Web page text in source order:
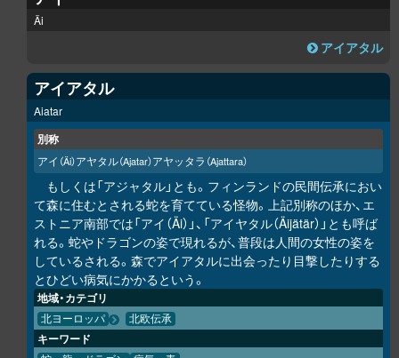
Äi
アイアタル
アイアタル
Aiatar
別称
アイ （Äi）アヤタル（Ajatar）アヤッタラ （Ajattara）
もしくは「アジャタル」とも。フィンランドの民間伝承におい
て森に住むとされる蛇を育てている怪物。上記別称のほか、エ
ストニア南部では「アイ（Äi）」、「アイヤタル（Äijätär）」とも呼ば
れる。蛇やドラゴンの姿で現れるが、普段は人間の女性の姿を
しているされる。森でアイアタルに出会ったり目撃したりする
とひどい病気にかかるという。
地域・カテゴリ
北ヨーロッパ 北欧伝承
キーワード